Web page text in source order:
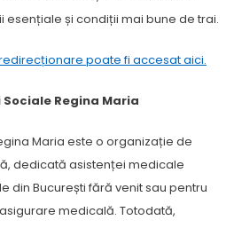
esențiale și condiții mai bune de trai.
poate fi accesat aici.
Regina Maria
Maria este o organizație de
dedicată asistenței medicale
din București fără venit sau pentru
medicală. Totodată,